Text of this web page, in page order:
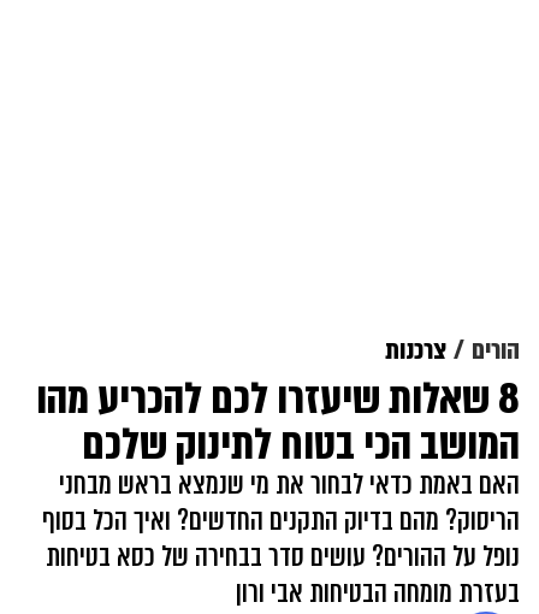
הורים צרכנות
8 שאלות שיעזרו לכם להכריע מהו
המושב הכי בטוח לתינוק שלכם
האם באמת כדאי לבחור את מי שנמצא בראש מבחני
הריסוק? מהם בדיוק התקנים החדשים? ואיך הכל בסוף
נופל על ההורים? עושים סדר בבחירה של כסא בטיחות
בעזרת מומחה הבטיחות אבי ורון